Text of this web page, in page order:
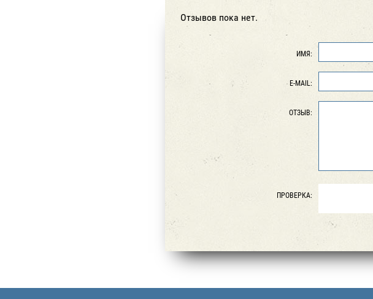
Отзывов пока нет.
ИМЯ:
E-MAIL:
ОТЗЫВ:
ПРОВЕРКА: